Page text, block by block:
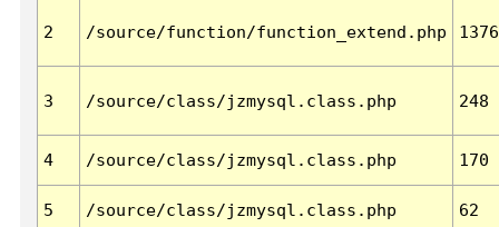
2 /source/function/function_extend.php 1376
3 /source/class/jzmysql.class.php 248
4 /source/class/jzmysql.class.php 170
5 /source/class/jzmysql.class.php 62